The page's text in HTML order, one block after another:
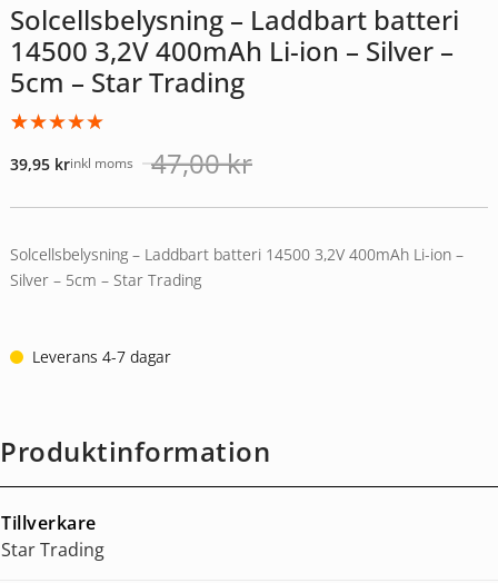
Solcellsbelysning – Laddbart batteri
14500 3,2V 400mAh Li-ion – Silver –
5cm – Star Trading
5.00av 5
kundrecension
47,00kr
Det
var:
47,00 kr.
39,95 kr
Det
är:
39,95 kr.
inkl moms
Solcellsbelysning – Laddbart batteri 14500 3,2V 400mAh Li-ion –
Silver – 5cm – Star Trading
Leverans 4-7 dagar
Produktinformation
Tillverkare
Star Trading